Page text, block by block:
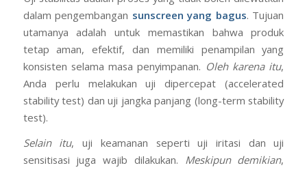
Bagus
Uji stabilitas adalah proses yang tidak boleh dilewatkan
dalam pengembangan sunscreen yang bagus. Tujuan
utamanya adalah untuk memastikan bahwa produk
tetap aman, efektif, dan memiliki penampilan yang
konsisten selama masa penyimpanan.Oleh karena itu,
Anda perlu melakukan uji dipercepat (accelerated
stability test) dan uji jangka panjang (long-term stability
test).